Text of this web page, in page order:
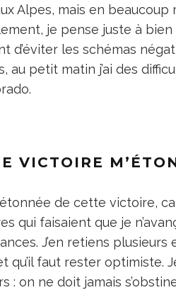
Alpes, mais en
je pense juste à
d’éviter les schémas
au petit matin j’ai des
VICTOIRE
de cette victoire,
qui faisaient que je
J’en retiens
qu’il faut rester optimiste.
: on ne doit jamais